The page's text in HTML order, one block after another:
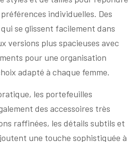
individuelles. Des
se glissent facilement dans
versions plus spacieuses avec
pour une organisation
adapté à chaque femme.
les portefeuilles
des accessoires très
raffinées, les détails subtils et
une touche sophistiquée à